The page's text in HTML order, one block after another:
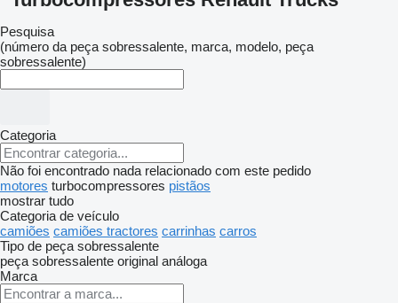
Pesquisa
(número da peça sobressalente, marca, modelo, peça
sobressalente)
Categoria
Não foi encontrado nada relacionado com este pedido
motores turbocompressores pistãos
mostrar tudo
Categoria de veículo
camiões camiões tractores carrinhas carros
Tipo de peça sobressalente
peça sobressalente original análoga
Marca